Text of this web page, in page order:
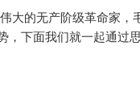
大的无产阶级革命家，
，下面我们就一起通过